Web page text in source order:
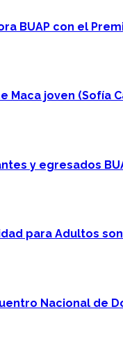
BUAP con el
Maca joven (Sofía
y egresados
para Adultos
Nacional de